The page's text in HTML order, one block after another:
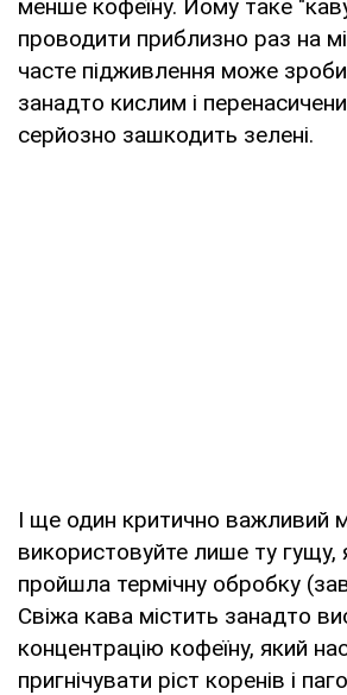
менше кофеїну. Йому таке
проводити приблизно раз на
часте підживлення може
занадто кислим і
серйозно зашкодить зелені.
І ще один критично важливий
використовуйте лише ту гущу,
пройшла термічну обробку
Свіжа кава містить занадто
концентрацію кофеїну, який
пригнічувати ріст коренів і